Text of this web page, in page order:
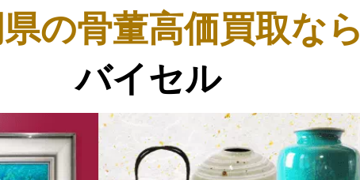
の骨董高価買取なら
バイセル